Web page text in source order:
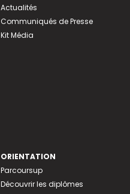
Actualités
Communiqués de Presse
Kit Média
ORIENTATION
Parcoursup
Découvrir les diplômes